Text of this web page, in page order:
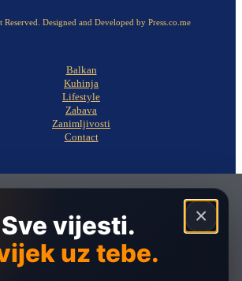
Designed and Developed by Press.co.me
Balkan
Kuhinja
Lifestyle
Zabava
Zanimljivosti
Contact
×
Sve vijesti.
uz tebe.